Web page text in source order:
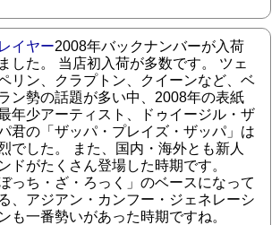
イヤー2008年バックナンバーが入荷
した。 当店初入荷が多数です。 ツェ
リン、クラプトン、クイーンなど、ベ
ン勢の話題が多い中、2008年の表紙
年少アーティスト、ドゥイージル・ザ
君の「ザッパ・プレイズ・ザッパ」は
でした。 また、国内・海外とも新人
ドがたくさん登場した時期です。
ぼっち・ざ・ろっく」のベースになって
、アジアン・カンフー・ジェネレーシ
も一番勢いがあった時期ですね。